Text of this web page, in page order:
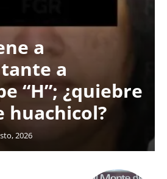
a
a
“H”; ¿quiebre
huachicol?
2026